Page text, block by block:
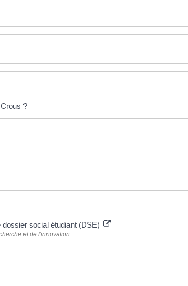
?
social étudiant (DSE)
et de l'innovation